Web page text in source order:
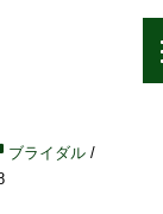
ブライダル /